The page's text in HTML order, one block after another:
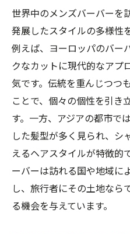
メンズバーバー
レッシュ
異文化の中でのメン
発見
異文化のメンズ
インスピレーショ
現地のバーバー
の違い
メンズバーバー
風
異国でのメンズ
スタイル
世界中のメンズバーバーを
発展したスタイルの多様性
例えば、ヨーロッパのバー
クなカットに現代的なアプ
気です。伝統を重んじつつ
ことで、個々の個性を引き
す。一方、アジアの都市で
した髪型が多く見られ、シ
えるヘアスタイルが特徴的
ーバーは訪れる国や地域に
し、旅行者にその土地なら
る機会を与えています。